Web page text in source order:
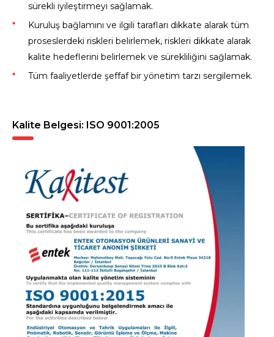
sürekli iyileştirmeyi sağlamak.
Kuruluş bağlamını ve ilgili tarafları dikkate alarak tüm
proseslerdeki riskleri belirlemek, riskleri dikkate alarak
kalite hedeflerini belirlemek ve sürekliliğini sağlamak.
Tüm faaliyetlerde şeffaf bir yönetim tarzı sergilemek.
Kalite Belgesi: ISO 9001:2005